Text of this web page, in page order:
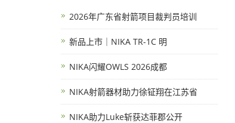
2026年广东省射箭项目裁判员培训
新品上市｜NIKA TR-1C 明
NIKA闪耀OWLS 2026成都
NIKA射箭器材助力徐钲翔在江苏省
NIKA助力Luke斩获达菲郡公开